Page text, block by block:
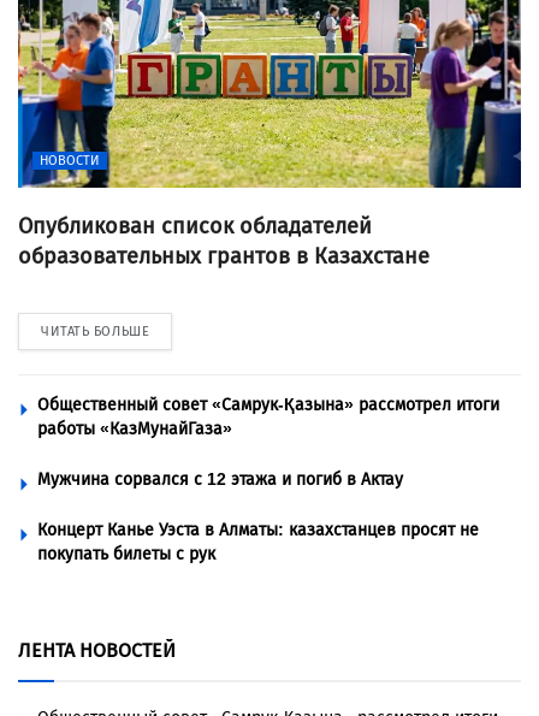
НОВОСТИ
Опубликован список обладателей
образовательных грантов в Казахстане
ЧИТАТЬ БОЛЬШЕ
Общественный совет «Самрук-Қазына» рассмотрел итоги
работы «КазМунайГаза»
Мужчина сорвался с 12 этажа и погиб в Актау
Концерт Канье Уэста в Алматы: казахстанцев просят не
покупать билеты с рук
ЛЕНТА НОВОСТЕЙ